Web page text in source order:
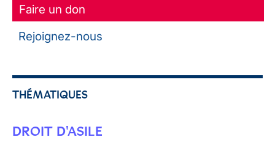
Faire un don
Rejoignez-nous
THÉMATIQUES
DROIT D'ASILE